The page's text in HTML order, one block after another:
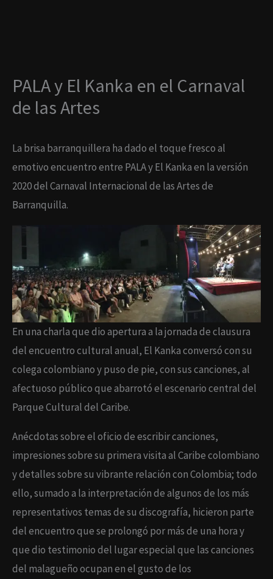
PALA y El Kanka en el Carnaval
de las Artes
La brisa barranquillera ha dado el toque fresco al
emotivo encuentro entre PALA y El Kanka en la versión
2020 del Carnaval Internacional de las Artes de
Barranquilla.
En una charla que dio apertura a la jornada de clausura
del encuentro cultural anual, El Kanka conversó con su
colega colombiano y puso de pie, con sus canciones, al
afectuoso público que abarrotó el escenario central del
Parque Cultural del Caribe.
Anécdotas sobre el oficio de escribir canciones,
impresiones sobre su primera visita al Caribe colombiano
y detalles sobre su vibrante relación con Colombia; todo
ello, sumado a la interpretación de algunos de los más
representativos temas de su discografía, hicieron parte
del encuentro que se prolongó por más de una hora y
que dio testimonio del lugar especial que las canciones
del malagueño ocupan en el gusto de los